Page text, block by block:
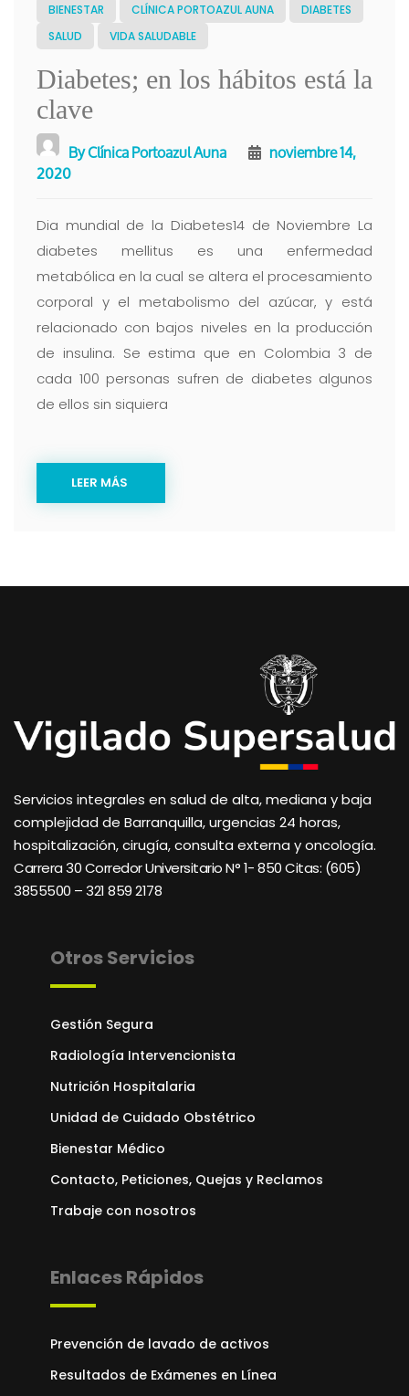
BIENESTAR CLÍNICA PORTOAZUL AUNA
DIABETES
SALUD
VIDA SALUDABLE
Diabetes; en los hábitos está la
clave
ByClínica Portoazul Auna noviembre 14,
2020
Dia mundial de la Diabetes14 de Noviembre La
diabetes mellitus es una enfermedad
metabólica en la cual se altera el procesamiento
corporal y el metabolismo del azúcar, y está
relacionado con bajos niveles en la producción
de insulina. Se estima que en Colombia 3 de
cada 100 personas sufren de diabetes algunos
de ellos sin siquiera
LEER MÁS
Servicios integrales en salud de alta, mediana y baja
complejidad de Barranquilla, urgencias 24 horas,
hospitalización, cirugía, consulta externa y oncología.
Carrera 30 Corredor Universitario N° 1- 850 Citas: (605)
3855500 – 321 859 2178
Otros Servicios
Gestión Segura
Radiología Intervencionista
Nutrición Hospitalaria
Unidad de Cuidado Obstétrico
Bienestar Médico
Contacto, Peticiones, Quejas y Reclamos
Trabaje con nosotros
Enlaces Rápidos
Prevención de lavado de activos
Resultados de Exámenes en Línea